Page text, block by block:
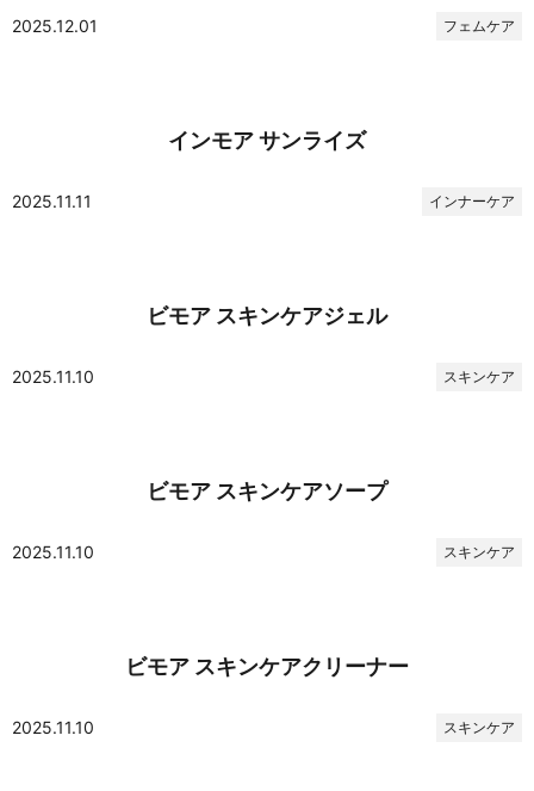
2025.12.01 フェムケア
インモア サンライズ
2025.11.11 インナーケア
ビモア スキンケアジェル
2025.11.10 スキンケア
ビモア スキンケアソープ
2025.11.10 スキンケア
ビモア スキンケアクリーナー
2025.11.10 スキンケア